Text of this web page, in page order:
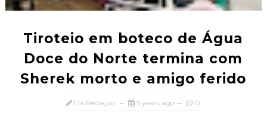
Tiroteio em boteco de Água
Doce do Norte termina com
Sherek morto e amigo ferido
Da Redação 5 years ago 0